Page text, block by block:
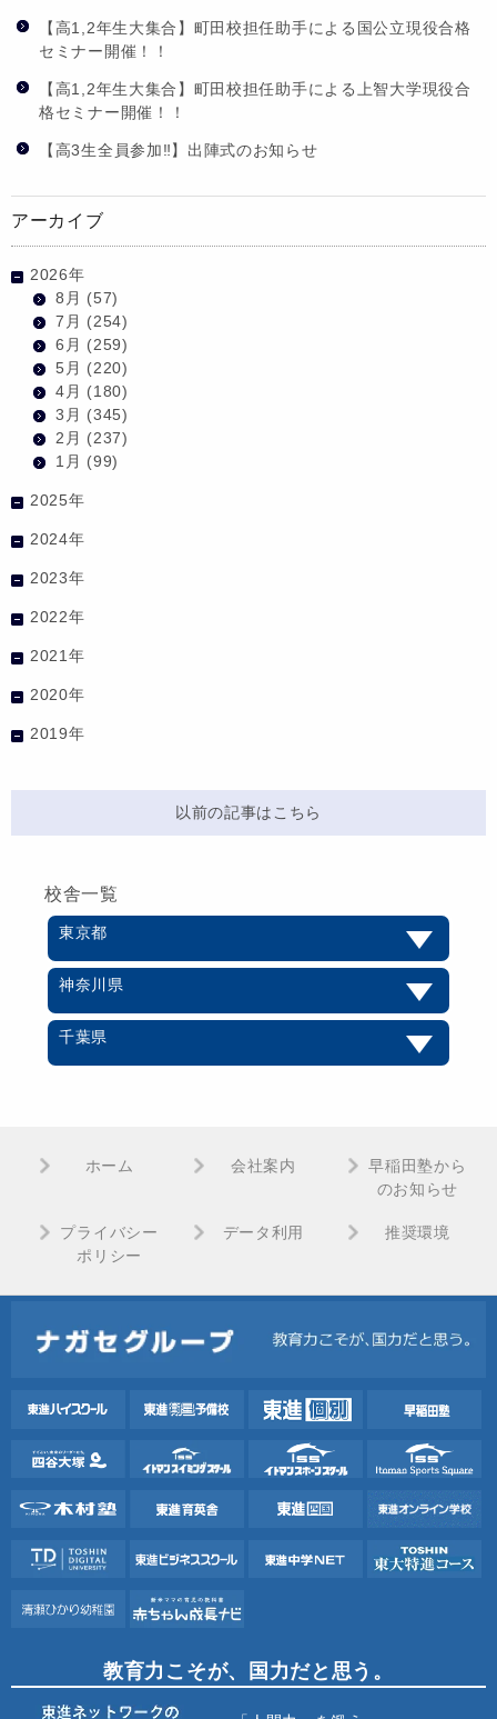
【高1,2年生大集合】町田校担任助手による国公立現役合格
セミナー開催！！
【高1,2年生大集合】町田校担任助手による上智大学現役合
格セミナー開催！！
【高3生全員参加‼】出陣式のお知らせ
アーカイブ
2026年
8月 (57)
7月 (254)
6月 (259)
5月 (220)
4月 (180)
3月 (345)
2月 (237)
1月 (99)
2025年
2024年
2023年
2022年
2021年
2020年
2019年
以前の記事はこちら
校舎一覧
東京都
神奈川県
千葉県
ホーム 会社案内
早稲田塾から
のお知らせ
プライバシー
ポリシー
データ利用 推奨環境
教育力こそが、国力だと思う。